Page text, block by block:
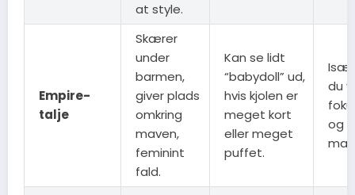
at style.
Empire-
talje
Skærer
under
barmen,
giver plads
omkring
maven,
feminint
fald.
Kan se lidt
“babydoll” ud,
hvis kjolen er
meget kort
eller meget
puffet.
Især
du
og